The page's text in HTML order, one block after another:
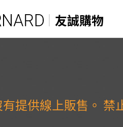
友誠購物
提供線上販售。 禁